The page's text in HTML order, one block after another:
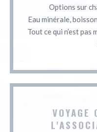
Options sur
Eau minérale,
Tout ce qui n’est pas
VOYAGE